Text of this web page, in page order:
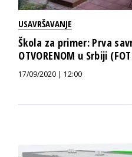
USAVRŠAVANJE
Škola za primer: Prva
OTVORENOM u Srbiji
17/09/2020 | 12:00